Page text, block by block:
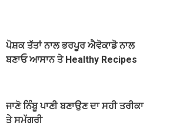
ਪੋਸ਼ਕ ਤੱਤਾਂ ਨਾਲ ਭਰਪੂਰ ਐਵੋਕਾਡੋ ਨਾਲ
ਬਣਾਓ ਆਸਾਨ ਤੇ Healthy Recipes
ਜਾਣੋ ਨਿੰਬੂ ਪਾਣੀ ਬਣਾਉਣ ਦਾ ਸਹੀ ਤਰੀਕਾ
ਤੇ ਸਮੱਗਰੀ